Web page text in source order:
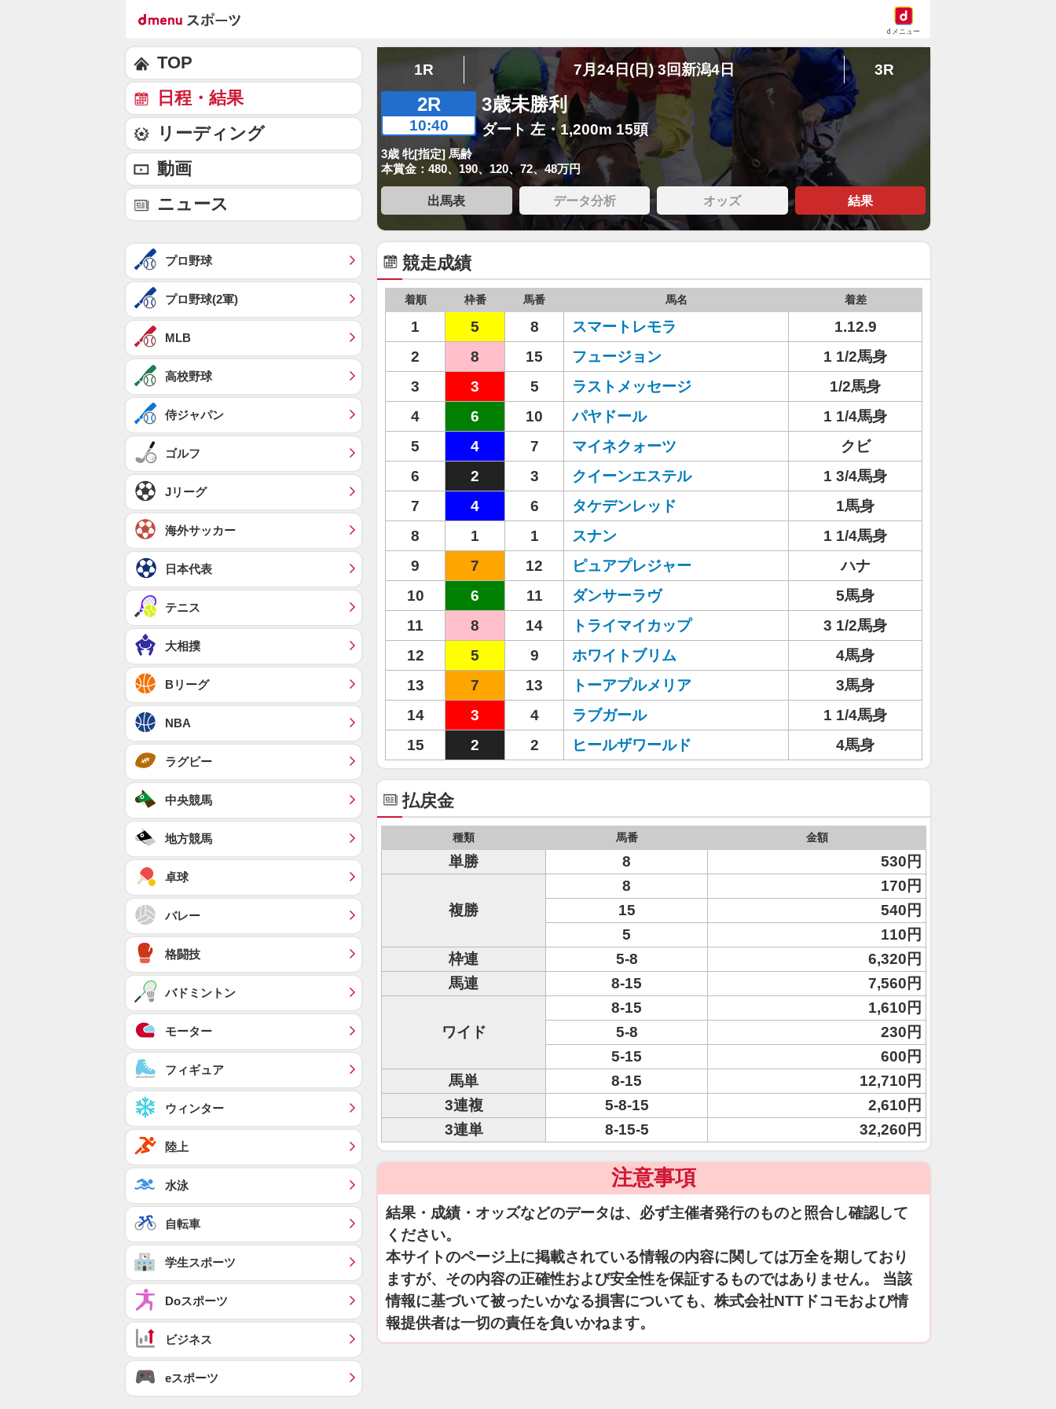
dメニュー
1R 7月24日(日) 3回新潟4日 3R
2R
10:40
3歳未勝利
ダート 左・1,200m 15頭
3歳 牝[指定] 馬齢
本賞金：480、190、120、72、48万円
出馬表 データ分析 オッズ 結果
競走成績
着順 枠番 馬番 馬名 着差
1 5 8 スマートレモラ
1.12.9
2
8 15 フュージョン
1 1/2馬身
3
3 5 ラストメッセージ
1/2馬身
4
6 10 パヤドール
1 1/4馬身
5
4 7 マイネクォーツ
クビ
6
2 3 クイーンエステル
1 3/4馬身
7
4 6 タケデンレッド
1馬身
8
1 1 スナン
1 1/4馬身
9
7 12 ピュアプレジャー
ハナ
10
6 11 ダンサーラヴ
5馬身
11
8 14 トライマイカップ
3 1/2馬身
12
5 9 ホワイトブリム
4馬身
13
7 13 トーアプルメリア
3馬身
14
3 4 ラブガール
1 1/4馬身
15
2 2 ヒールザワールド 4馬身
払戻金
種類 馬番 金額
単勝 8 530円
複勝
8
170円
15
540円
5
110円
枠連
5-8
6,320円
馬連
8-15 7,560円
ワイド
8-15
1,610円
5-8
230円
5-15
600円
馬単
8-15
12,710円
3連複
5-8-15
2,610円
3連単
8-15-5 32,260円
注意事項
結果・成績・オッズなどのデータは、必ず主催者発行のものと照合し確認して
ください。
本サイトのページ上に掲載されている情報の内容に関しては万全を期しており
ますが、その内容の正確性および安全性を保証するものではありません。 当該
情報に基づいて被ったいかなる損害についても、株式会社NTTドコモおよび情
報提供者は一切の責任を負いかねます。
TOP
日程・結果
リーディング
動画
ニュース
プロ野球
プロ野球(2軍)
MLB
高校野球
侍ジャパン
ゴルフ
Jリーグ
海外サッカー
日本代表
テニス
大相撲
Bリーグ
NBA
ラグビー
中央競馬
地方競馬
卓球
バレー
格闘技
バドミントン
モーター
フィギュア
ウィンター
陸上
水泳
自転車
学生スポーツ
Doスポーツ
ビジネス
eスポーツ